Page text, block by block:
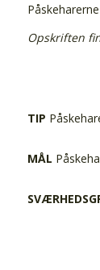
Opskriften
TIP
MÅL